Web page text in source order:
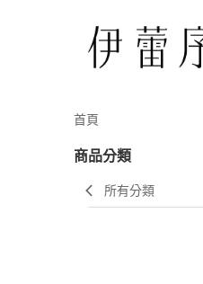
首頁
商品分類
所有分類